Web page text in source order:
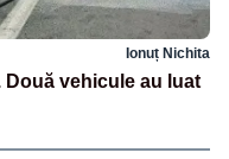
Ionuț Nichita
vehicule au luat